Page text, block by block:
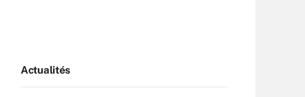
Actualités